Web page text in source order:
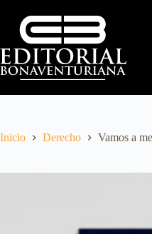
Inicio Derecho Vamos a